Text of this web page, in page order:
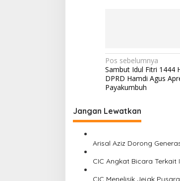
N
a
v
i
g
s
i
p
Pos sebelumnya
Sambut Idul Fitri 1444
DPRD Hamdi Agus
Payakumbuh
Jangan Lewatkan
Arisal Aziz Dorong
CIC Angkat Bicara
CIC Menelisik Jejak